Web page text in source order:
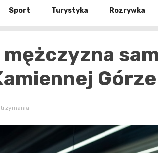
Sport Turystyka Rozrywka
Górze